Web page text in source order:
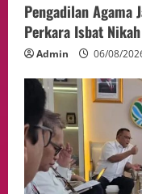
Pengadilan Agama
Perkara Isbat
Admin 06/08/